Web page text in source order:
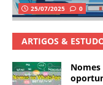
25/07/2025 0
ARTIGOS &